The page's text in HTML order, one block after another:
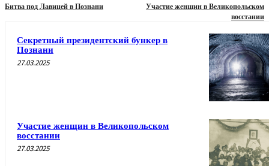
Битва под Лавицей в Познани
Участие женщин в Великопольском
восстании
Секретный президентский бункер в
Познани
27.03.2025
Участие женщин в Великопольском
восстании
27.03.2025